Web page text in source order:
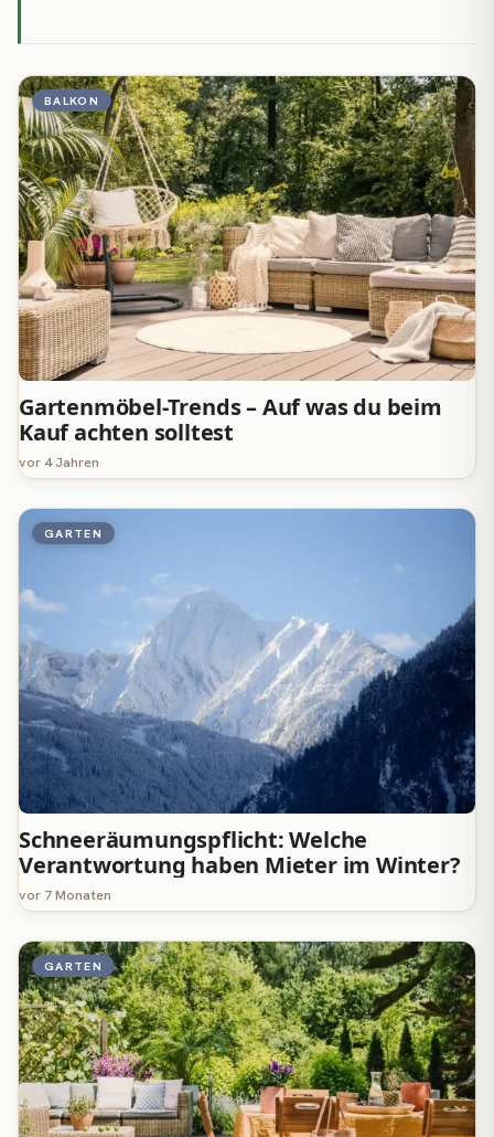
BALKON
Gartenmöbel-Trends – Auf was du beim
Kauf achten solltest
vor 4 Jahren
GARTEN
Schneeräumungspflicht: Welche
Verantwortung haben Mieter im Winter?
vor 7 Monaten
GARTEN